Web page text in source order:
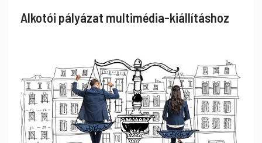
Alkotói pályázat multimédia-kiállításhoz